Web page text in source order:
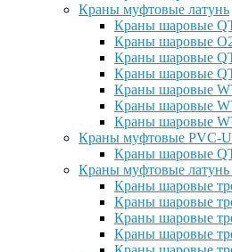
Краны муфтовые латунь
Краны шаровые
Краны шаровые
Краны шаровые
Краны шаровые
Краны шаровые
Краны шаровые
Краны шаровые
Краны муфтовые PVC-
Краны шаровые
Краны муфтовые латунь
Краны шаровые
Краны шаровые
Краны шаровые
Краны шаровые